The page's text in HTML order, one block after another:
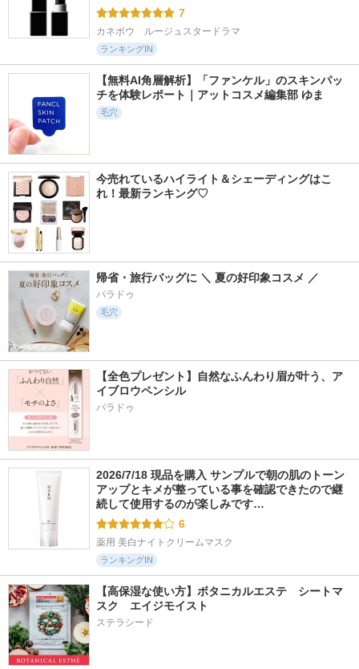
7
カネボウ　ルージュスタードラマ
ランキングIN
【無料AI角層解析】「ファンケル」のスキンパッ
チを体験レポート｜アットコスメ編集部 ゆま
毛穴
今売れているハイライト＆シェーディングはこ
れ！最新ランキング♡
帰省・旅行バッグに ＼ 夏の好印象コスメ ／
パラドゥ
毛穴
【全色プレゼント】自然なふんわり眉が叶う、ア
イブロウペンシル
パラドゥ
2026/7/18 現品を購入 サンプルで朝の肌のトーン
アップとキメが整っている事を確認できたので継
続して使用するのが楽しみです…
6
薬用 美白ナイトクリームマスク
ランキングIN
【高保湿な使い方】ボタニカルエステ　シートマ
スク　エイジモイスト
ステラシード